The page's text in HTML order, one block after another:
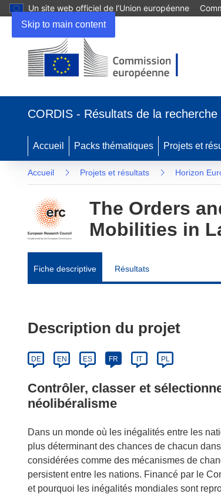
Skip to main content
Un site web officiel de l’Union européenne
CORDIS - Résultats de la recherche
Accueil Packs thématiques Projets et
Accueil Projets et résultats Horizon
The Orders
Mobilities in
Fiche descriptive Résultats
Description du projet
DE EN ES FR IT PL
Contrôler, classer et
néolibéralisme
Dans un monde où les inégalités entre les
plus déterminant des chances de chacun
considérées comme des mécanismes de
persistent entre les nations. Financé par le
et pourquoi les inégalités mondiales sont